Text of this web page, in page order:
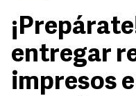
entregar
impresos